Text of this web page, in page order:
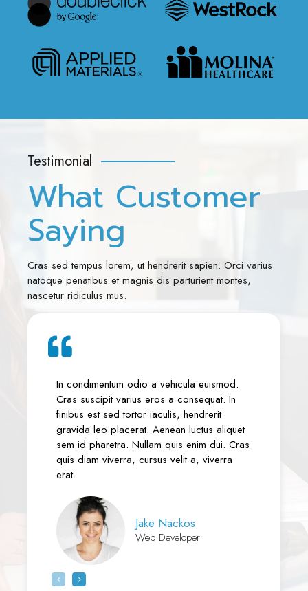
Testimonial
What Customer
Saying
Cras sed tempus lorem, ut hendrerit sapien. Orci varius
natoque penatibus et magnis dis parturient montes,
nascetur ridiculus mus.
In condimentum odio a vehicula euismod.
Cras suscipit varius eros a consequat. In
finibus est sed tortor iaculis, hendrerit
gravida leo placerat. Aenean luctus aliquet
sem id pharetra. Nullam quis enim dui. Cras
quis diam viverra, cursus velit a, viverra
erat.
Jake Nackos
Web Developer
‹ ›